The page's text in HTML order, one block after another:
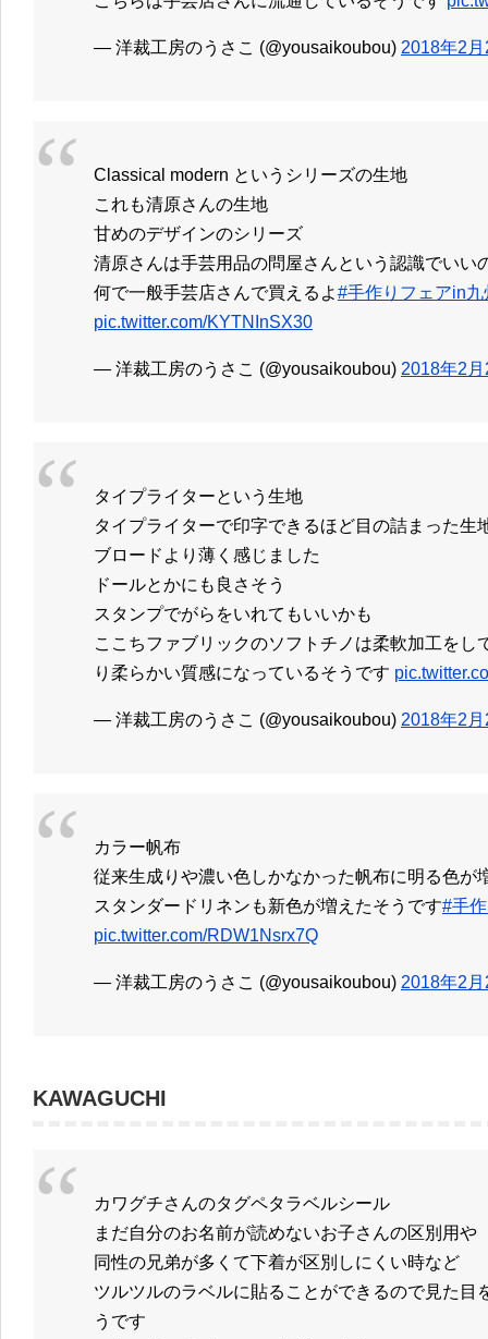
— 洋裁工房のうさこ (@yousaikoubou) 2018年2
Classical modern というシリーズの生地
これも清原さんの生地
甘めのデザインのシリーズ
清原さんは手芸用品の問屋さんという認識でいい
何で一般手芸店さんで買えるよ#手作りフェアin九
pic.twitter.com/KYTNInSX30
— 洋裁工房のうさこ (@yousaikoubou) 2018年2
タイプライターという生地
タイプライターで印字できるほど目の詰まった生
ブロードより薄く感じました
ドールとかにも良さそう
スタンプでがらをいれてもいいかも
ここちファブリックのソフトチノは柔軟加工をし
り柔らかい質感になっているそうです
— 洋裁工房のうさこ (@yousaikoubou) 2018年2
カラー帆布
従来生成りや濃い色しかなかった帆布に明る色が
スタンダードリネンも新色が増えたそうです#手
pic.twitter.com/RDW1Nsrx7Q
— 洋裁工房のうさこ (@yousaikoubou) 2018年2
KAWAGUCHI
カワグチさんのタグペタラベルシール
まだ自分のお名前が読めないお子さんの区別用や
同性の兄弟が多くて下着が区別しにくい時など
ツルツルのラベルに貼ることができるので見た目
うです